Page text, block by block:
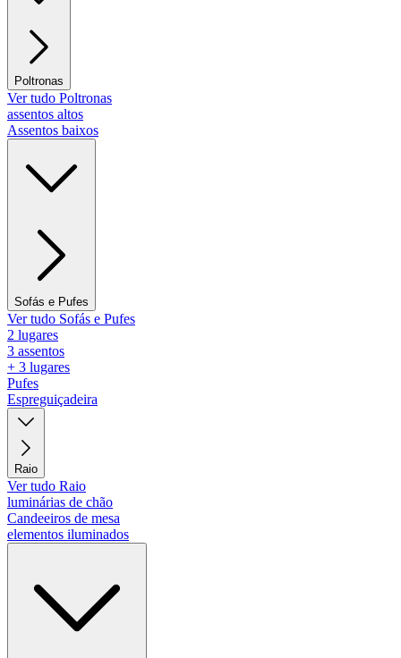
Poltronas
Ver tudo Poltronas
assentos altos
Assentos baixos
Sofás e Pufes
Ver tudo Sofás e Pufes
2 lugares
3 assentos
+ 3 lugares
Pufes
Espreguiçadeira
Raio
Ver tudo Raio
luminárias de chão
Candeeiros de mesa
elementos iluminados